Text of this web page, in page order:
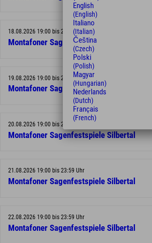
18.08.2026 19:00 bis 23:59 Uhr
Montafoner Sagenfestspiele Silbertal
19.08.2026 19:00 bis 23:59 Uhr
Montafoner Sagenfestspiele Silbertal
20.08.2026 19:00 bis 23:59 Uhr
Montafoner Sagenfestspiele Silbertal
21.08.2026 19:00 bis 23:59 Uhr
Montafoner Sagenfestspiele Silbertal
22.08.2026 19:00 bis 23:59 Uhr
Montafoner Sagenfestspiele Silbertal
English
(English)
Italiano
(Italian)
Čeština
(Czech)
Polski
(Polish)
Magyar
(Hungarian)
Nederlands
(Dutch)
Français
(French)